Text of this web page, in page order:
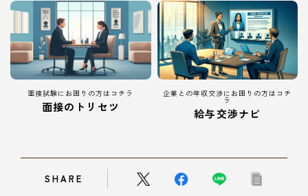
面接試験にお困りの方はコチラ
面接のトリセツ
企業との年収交渉にお困りの方はコチ
ラ
給与交渉ナビ
SHARE